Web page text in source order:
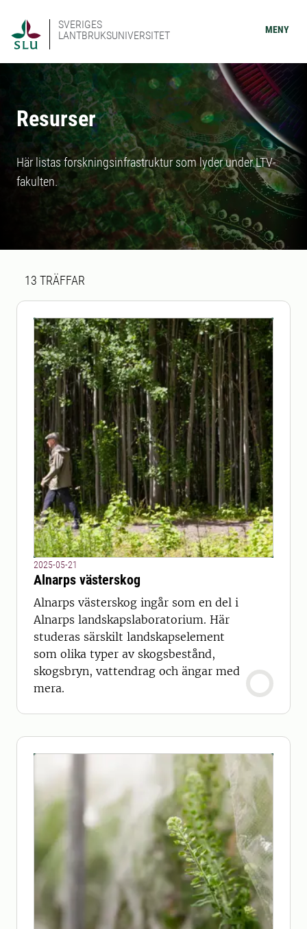
SVERIGES
LANTBRUKSUNIVERSITET
MENY
Resurser
Här listas forskningsinfrastruktur som lyder under LTV-
fakulten.
Sökresultat
13 TRÄFFAR
2025-05-21
Alnarps västerskog
Alnarps västerskog ingår som en del i
Alnarps landskapslaboratorium. Här
studeras särskilt landskapselement
som olika typer av skogsbestånd,
skogsbryn, vattendrag och ängar med
mera.